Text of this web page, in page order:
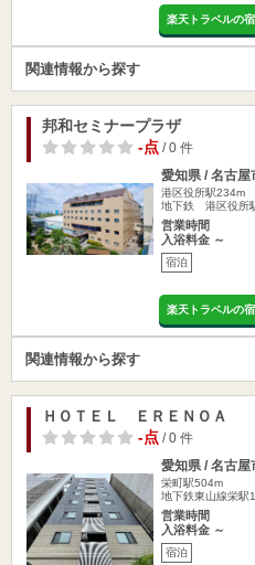
楽天トラベルの
関連情報から探す
邦和セミナープラザ
-点 / 0 件
愛知県 / 名古屋
港区役所駅234m
地下鉄 港区役所
営業時間
入浴料金 ～
宿泊
楽天トラベルの
関連情報から探す
ＨＯＴＥＬ ＥＲＥＮＯＡ
-点 / 0 件
愛知県 / 名古屋
栄町駅504m
地下鉄東山線栄駅
営業時間
入浴料金 ～
宿泊